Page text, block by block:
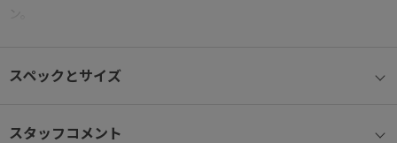
ン。
ポートします。
シックなカラーリングの本体に、ポイントで革をあしらうことで、
スペックとサイズ
スタッフコメント